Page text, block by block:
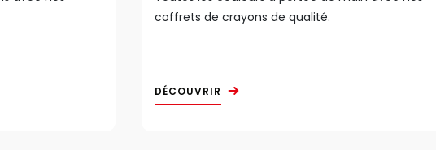
coffrets de crayons de qualité.
DÉCOUVRIR